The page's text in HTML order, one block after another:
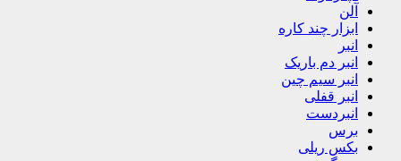
آلن
ابزار چند کاره
انبر
انبر دم باریک
انبر سیم چین
انبر قفلی
انبردست
برس
بکس ریلی